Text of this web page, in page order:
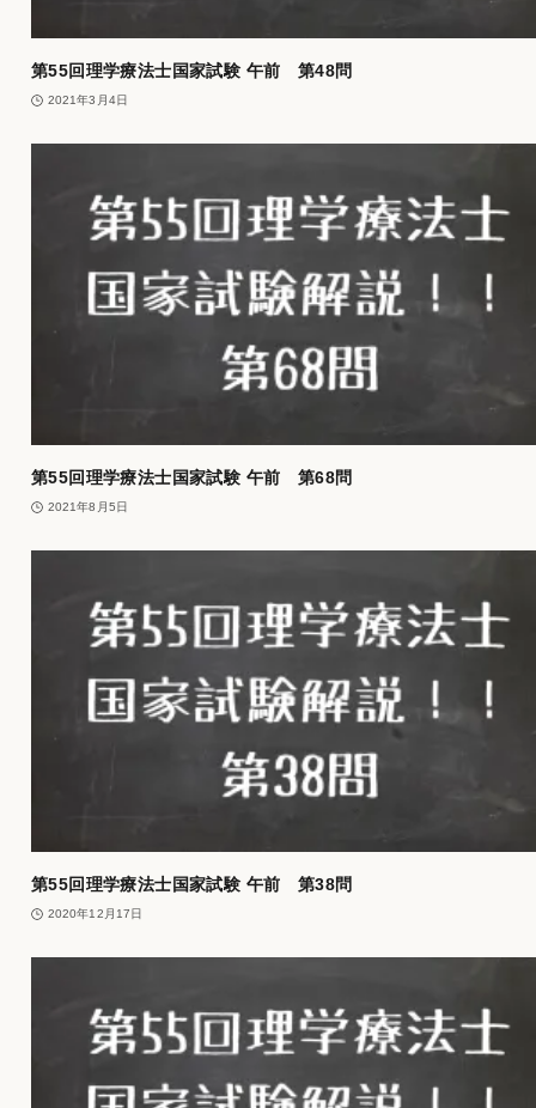
第55回理学療法士国家試験 午前 第48問
2021年3月4日
第55回理学療法士国家試験 午前 第68問
2021年8月5日
第55回理学療法士国家試験 午前 第38問
2020年12月17日